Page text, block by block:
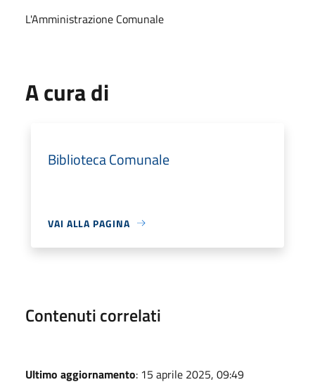
L'Amministrazione Comunale
A cura di
Biblioteca Comunale
VAI ALLA PAGINA
Contenuti correlati
Ultimo aggiornamento: 15 aprile 2025, 09:49